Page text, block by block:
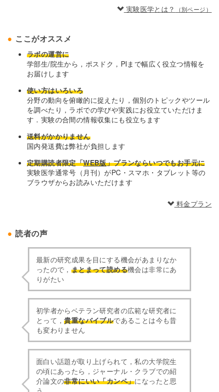
実験医学とは？
（別ページ）
ここがオススメ
ラボの運営に
学部生/院生から，ポスドク，PIまで幅広く役立つ情報を
お届けします
使い方はいろいろ
分野の動向を俯瞰的に捉えたり，個別のトピックやツール
を調べたり，ラボでの学びや実践にお役立ていただけま
す．実験の合間の情報収集にも役立ちます
送料がかかりません
国内発送費は弊社が負担します
定期購読者限定「WEB版」プランならいつでもお手元に
実験医学通常号（月刊）がPC・スマホ・タブレット等の
ブラウザからお読みいただけます
料金プラン
読者の声
最新の研究成果を目にする機会があまりなか
ったので， まとまって読める機会は非常にあ
りがたい
初学者からベテラン研究者の広範な研究者に
とって，貴重なバイブルであることは今も昔
も変わりません
面白い話題が取り上げられて，私の大学院生
の頃にあったら，ジャーナル・クラブでの紹
介論文の非常にいい「カンペ」になったと思